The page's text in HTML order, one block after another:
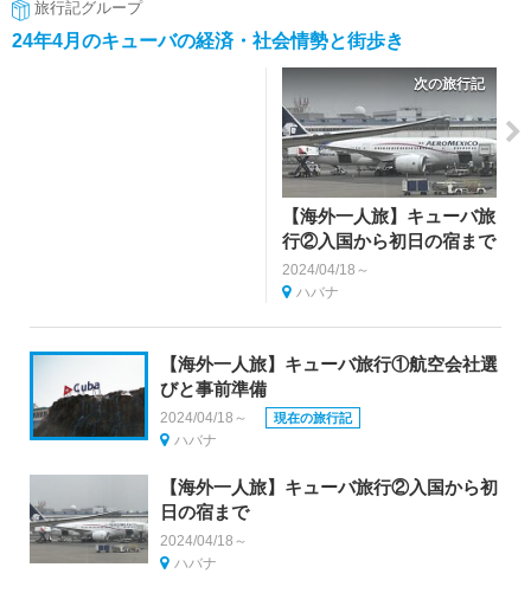
旅行記グループ
24年4月のキューバの経済・社会情勢と街歩き
次の旅行記
【海外一人旅】キューバ旅
行②入国から初日の宿まで
2024/04/18～
ハバナ
【海外一人旅】キューバ旅行①航空会社選
びと事前準備
2024/04/18～ 現在の旅行記
ハバナ
【海外一人旅】キューバ旅行②入国から初
日の宿まで
2024/04/18～
ハバナ